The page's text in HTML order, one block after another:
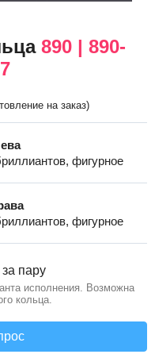
890 | 890-
на заказ)
фигурное
фигурное
за пару
исполнения. Возможна
кольца.